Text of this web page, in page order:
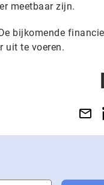
meetbaar zijn.
bijkomende
uit te voeren.